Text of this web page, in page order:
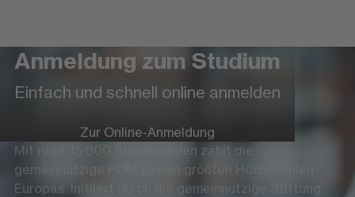
Anmeldung zum Studium
Einfach und schnell online anmelden
Zur Online-Anmeldung
Mit rund 45.000 Studierenden zählt die
gemeinnützige FOM zu den größten Hochschulen
Europas. Initiiert durch die gemeinnützige Stiftung